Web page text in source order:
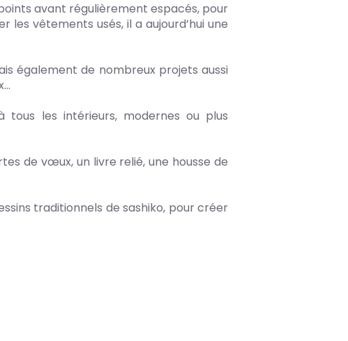
avant régulièrement espacés, pour
vêtements usés, il a aujourd’hui une
également de nombreux projets aussi
tous les intérieurs, modernes ou plus
de vœux, un livre relié, une housse de
traditionnels de sashiko, pour créer